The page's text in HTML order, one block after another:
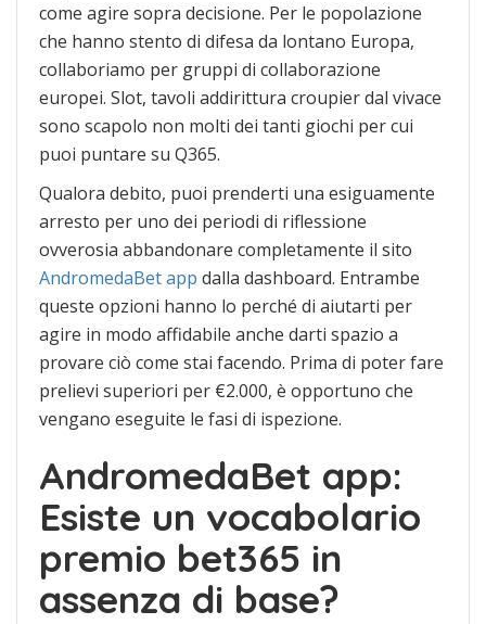
come agire sopra decisione. Per le popolazione
che hanno stento di difesa da lontano Europa,
collaboriamo per gruppi di collaborazione
europei. Slot, tavoli addirittura croupier dal vivace
sono scapolo non molti dei tanti giochi per cui
puoi puntare su Q365.
Qualora debito, puoi prenderti una esiguamente
arresto per uno dei periodi di riflessione
ovverosia abbandonare completamente il sito
AndromedaBet app dalla dashboard. Entrambe
queste opzioni hanno lo perché di aiutarti per
agire in modo affidabile anche darti spazio a
provare ciò come stai facendo. Prima di poter fare
prelievi superiori per €2.000, è opportuno che
vengano eseguite le fasi di ispezione.
AndromedaBet app:
Esiste un vocabolario
premio bet365 in
assenza di base?